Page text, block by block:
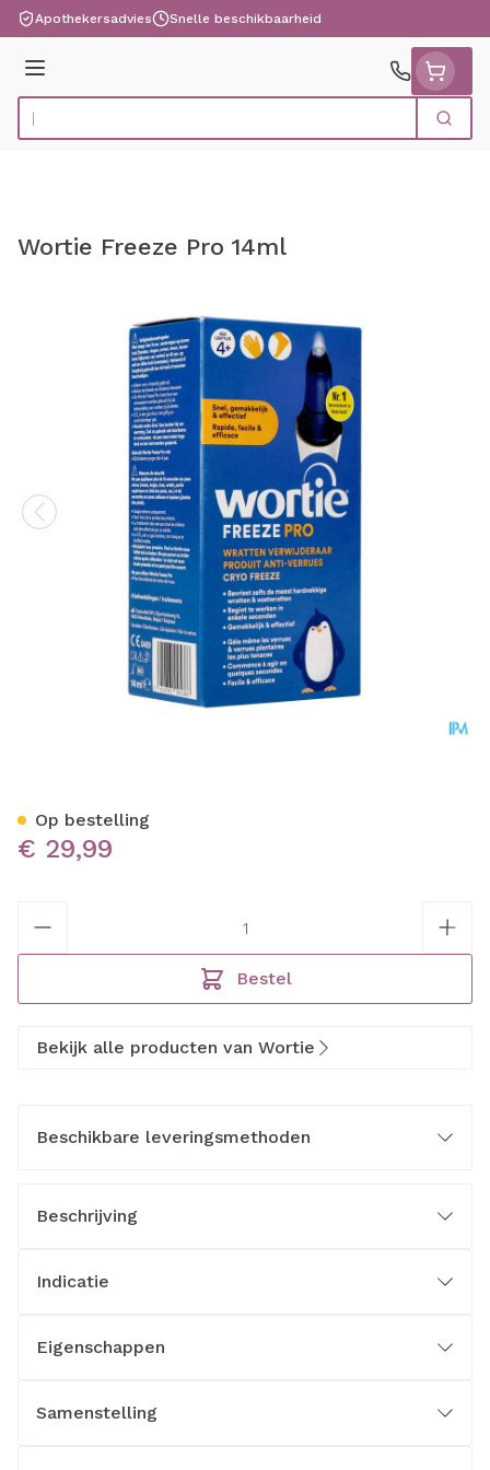
Ga naar de inhoud
Apothekersadvies Snelle beschikbaarheid
Menu
Product, merk, categorie... Zoek
Wortie Freeze Pro 14ml
€ 29,99
Bestel
Op bestelling
Bekijk alle producten van Wortie
Beschikbare leveringsmethoden
Beschrijving
Indicatie
Eigenschappen
Samenstelling